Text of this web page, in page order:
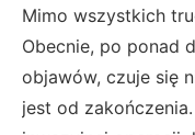
Mimo wszystkich
Obecnie, po ponad
objawów, czuje się
jest od